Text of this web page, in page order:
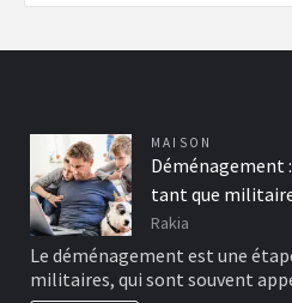
MAISON
Déménagement
tant que
Rakia
Le déménagement est une
militaires, qui sont souvent